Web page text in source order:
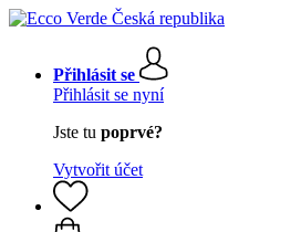
Přihlásit se
Přihlásit se nyní
Jste tu poprvé?
Vytvořit účet